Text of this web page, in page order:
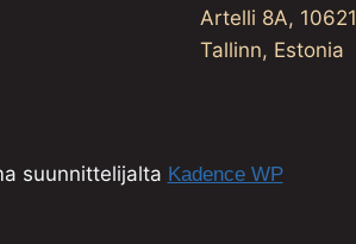
Artelli 8A, 10621
Tallinn, Estonia
suunnittelijalta Kadence WP